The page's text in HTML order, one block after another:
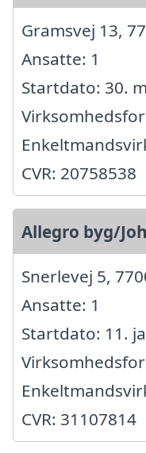
Gramsvej 13,
Ansatte: 1
Startdato: 30.
CVR: 20758538
Allegro byg/
Snerlevej 5,
Ansatte: 1
Startdato: 11.
CVR: 31107814